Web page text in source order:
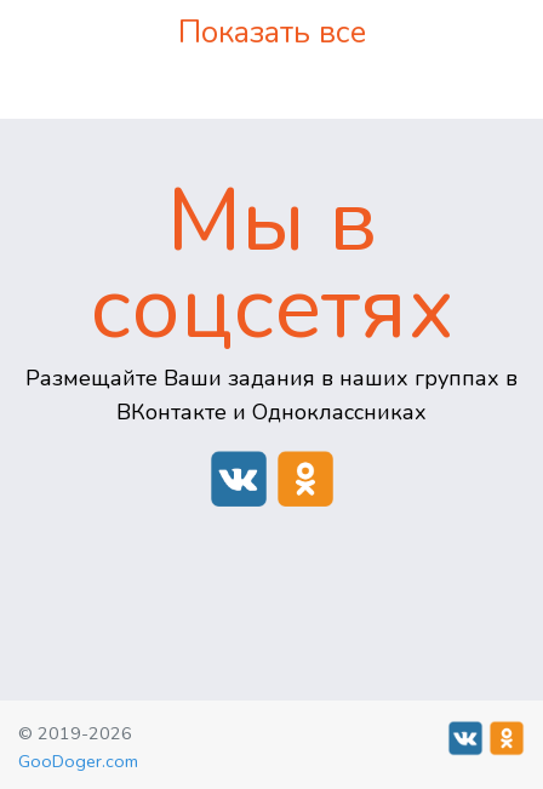
Показать все
Мы в
соцсетях
Размещайте Ваши задания в наших группах в
ВКонтакте и Одноклассниках
© 2019-2026
GooDoger.com